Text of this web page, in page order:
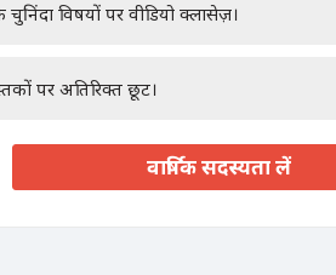
चुनिंदा विषयों पर वीडियो क्लासेज़।
पर अतिरिक्त छूट।
वार्षिक सदस्यता लें